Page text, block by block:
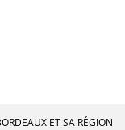
ET SA RÉGION